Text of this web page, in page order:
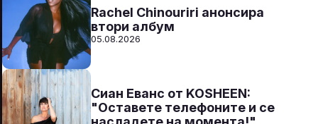
Rachel Chinouriri анонсира
втори албум
05.08.2026
Сиан Еванс от KOSHEEN:
"Оставете телефоните и се